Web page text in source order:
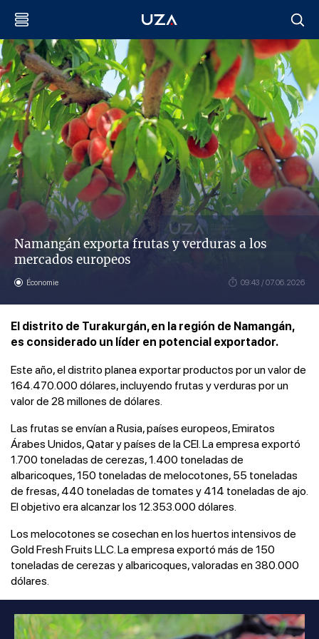
Namangán exporta frutas y verduras a los
mercados europeos
Économie 09:43 / 07.06.2026
El distrito de Turakurgán, en la región de Namangán,
es considerado un líder en potencial exportador.
Este año, el distrito planea exportar productos por un valor de
164.470.000 dólares, incluyendo frutas y verduras por un
valor de 28 millones de dólares.
Las frutas se envían a Rusia, países europeos, Emiratos
Árabes Unidos, Qatar y países de la CEI. La empresa exportó
1.700 toneladas de cerezas, 1.400 toneladas de
albaricoques, 150 toneladas de melocotones, 55 toneladas
de fresas, 440 toneladas de tomates y 414 toneladas de ajo.
El objetivo era alcanzar los 12.353.000 dólares.
Los melocotones se cosechan en los huertos intensivos de
Gold Fresh Fruits LLC. La empresa exportó más de 150
toneladas de cerezas y albaricoques, valoradas en 380.000
dólares.